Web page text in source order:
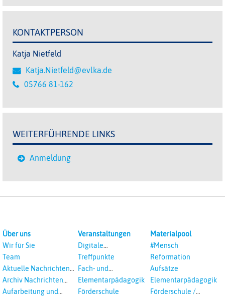
KONTAKTPERSON
Katja Nietfeld
Katja.Nietfeld@evlka.de
05766 81-162
WEITERFÜHRENDE LINKS
Anmeldung
Über uns
Wir für Sie
Team
Aktuelle Nachrichten
aus dem RPI
Archiv Nachrichten
aus dem RPI ab 2018
Aufarbeitung und
Veranstaltungen
Digitale
Veranstaltungen
Treffpunkte
Fach- und
Studientagungen
Elementarpädagogik
Förderschule
Materialpool
#Mensch
Reformation
Aufsätze
Elementarpädagogik
Förderschule /